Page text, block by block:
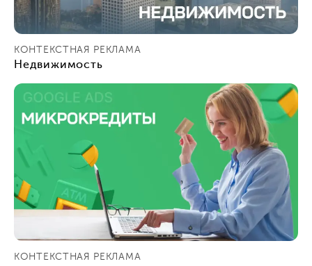
КОНТЕКСТНАЯ РЕКЛАМА
Недвижимость
КОНТЕКСТНАЯ РЕКЛАМА